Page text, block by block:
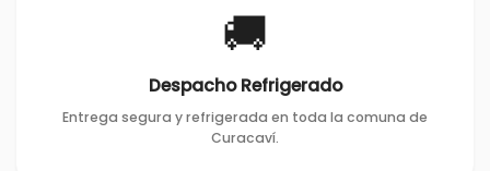
🚚
Despacho Refrigerado
Entrega segura y refrigerada en toda la comuna de
Curacaví.